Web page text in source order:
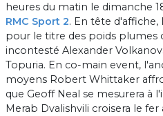
heures du matin le dimanche
RMC Sport 2. En tête
pour le titre des poids
incontesté Alexander
Topuria. En co-main event,
moyens Robert Whittaker
que Geoff Neal se mesurera à
Merab Dvalishvili croisera le